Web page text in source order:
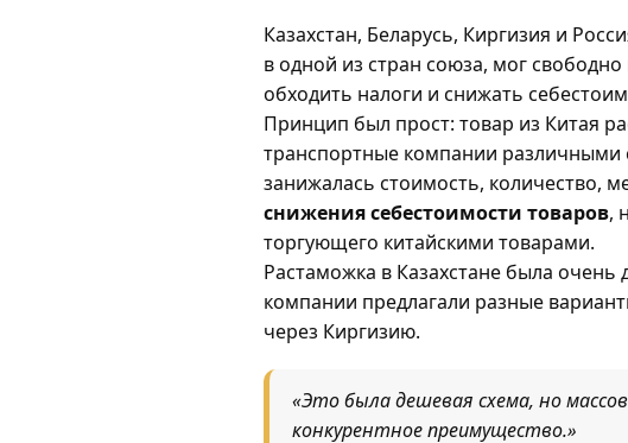
Казахстан, Беларусь, Киргизия и
в одной из стран союза, мог
обходить налоги и снижать
Принцип был прост: товар из Китая
транспортные компании
занижалась стоимость, количество,
снижения себестоимости товаров,
торгующего китайскими товарами.
Растаможка в Казахстане была
компании предлагали разные
через Киргизию.
«Это была дешевая схема, но
конкурентное преимущество.»